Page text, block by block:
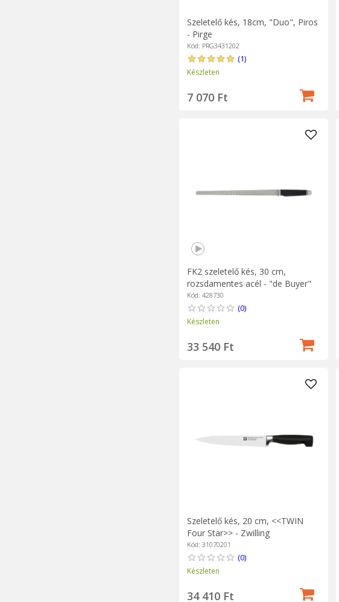
Szeletelő kés, 18cm, "Duo", Piros
- Pirge
Kód: PRG3431202
(1)
Készleten
7 070 Ft
FK2 szeletelő kés, 30 cm,
rozsdamentes acél - "de Buyer"
márka
Kód: 428730
(0)
Készleten
33 540 Ft
Szeletelő kés, 20 cm, <<TWIN
Four Star>> - Zwilling
Kód: 31070201
(0)
Készleten
34 410 Ft